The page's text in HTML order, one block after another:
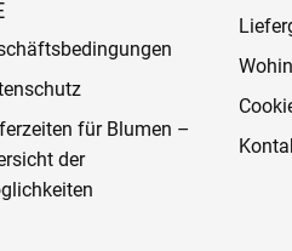
für Blumen –
der